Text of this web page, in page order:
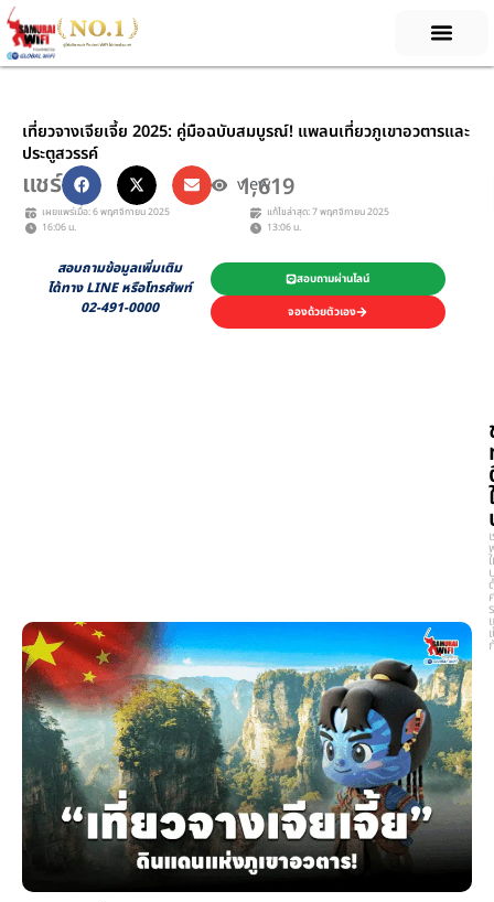
Skip
to
content
เที่ยวจางเจียเจี้ย 2025: คู่มือฉบับสมบูรณ์! แพลนเที่ยวภูเขาอวตารและ
ประตูสวรรค์
แชร์ view
1,619
เผยแพร่เมื่อ: 6 พฤศจิกายน 2025
16:06 น.
แก้ไขล่าสุด: 7 พฤศจิกายน 2025
13:06 น.
สอบถามข้อมูลเพิ่มเติม
ได้ทาง LINE หรือโทรศัพท์
02-491-0000
สอบถามผ่านไลน์
จองด้วยตัวเอง